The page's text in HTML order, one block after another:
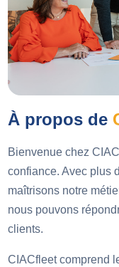
À propos de
Bienvenue chez
confiance. Avec plus
maîtrisons notre
nous pouvons
clients.
CIACfleet comprend